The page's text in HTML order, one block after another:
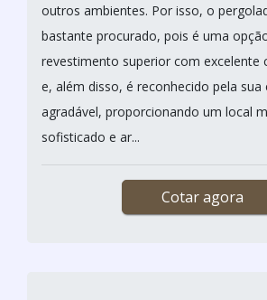
outros ambientes. Por isso, o
bastante procurado, pois é uma
revestimento superior com excelente
e, além disso, é reconhecido pela sua
agradável, proporcionando um local
sofisticado e ar...
Cotar agora